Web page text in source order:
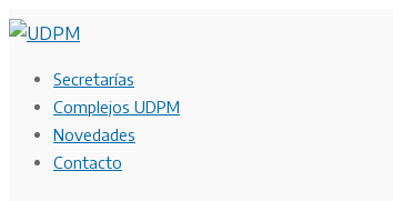
Saltar
contenidoSecretarías
Complejos UDPM
Novedades
Contacto